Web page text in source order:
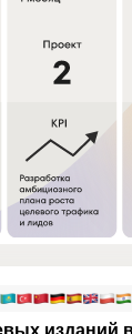
на вопрос:
важно
изданий